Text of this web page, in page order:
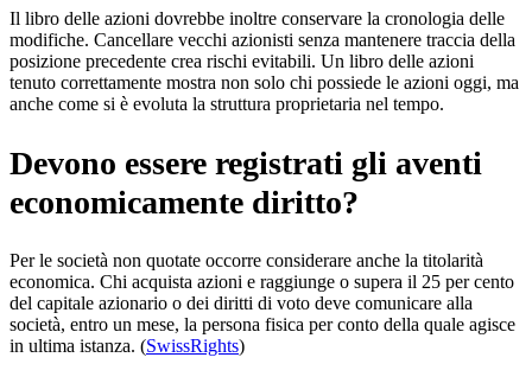
Il libro delle azioni dovrebbe inoltre conservare la cronologia delle
modifiche. Cancellare vecchi azionisti senza mantenere traccia della
posizione precedente crea rischi evitabili. Un libro delle azioni
tenuto correttamente mostra non solo chi possiede le azioni oggi, ma
anche come si è evoluta la struttura proprietaria nel tempo.
Devono essere registrati gli aventi
economicamente diritto?
Per le società non quotate occorre considerare anche la titolarità
economica. Chi acquista azioni e raggiunge o supera il 25 per cento
del capitale azionario o dei diritti di voto deve comunicare alla
società, entro un mese, la persona fisica per conto della quale agisce
in ultima istanza. (SwissRights)